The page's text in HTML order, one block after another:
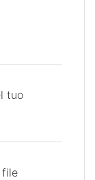
tuo
file